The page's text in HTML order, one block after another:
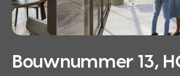
Bouwnummer 13,